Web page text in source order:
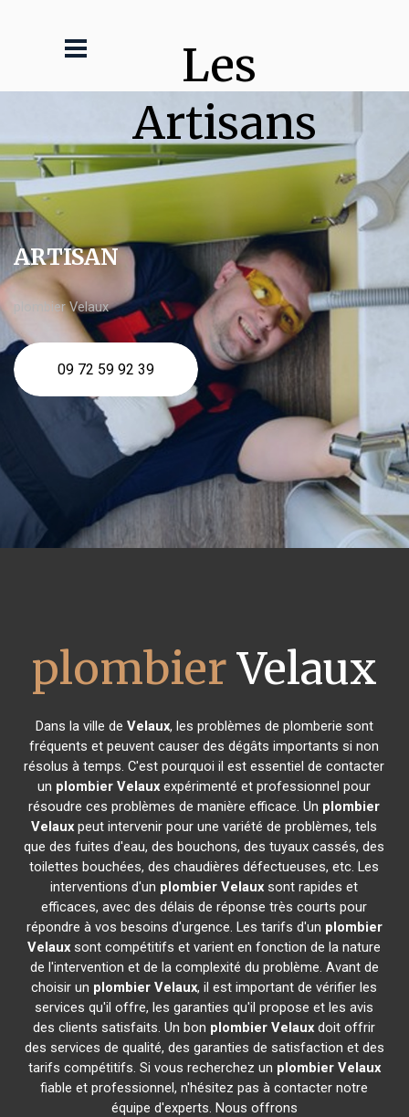
Les
Artisans
ARTISAN
plombier Velaux
09 72 59 92 39
plombierVelaux
Dans la ville de Velaux, les problèmes de plomberie sont
fréquents et peuvent causer des dégâts importants si non
résolus à temps. C'est pourquoi il est essentiel de contacter
un plombier Velaux expérimenté et professionnel pour
résoudre ces problèmes de manière efficace. Un plombier
Velaux peut intervenir pour une variété de problèmes, tels
que des fuites d'eau, des bouchons, des tuyaux cassés, des
toilettes bouchées, des chaudières défectueuses, etc. Les
interventions d'un plombier Velaux sont rapides et
efficaces, avec des délais de réponse très courts pour
répondre à vos besoins d'urgence. Les tarifs d'un plombier
Velaux sont compétitifs et varient en fonction de la nature
de l'intervention et de la complexité du problème. Avant de
choisir un plombier Velaux, il est important de vérifier les
services qu'il offre, les garanties qu'il propose et les avis
des clients satisfaits. Un bon plombier Velaux doit offrir
des services de qualité, des garanties de satisfaction et des
tarifs compétitifs. Si vous recherchez un plombier Velaux
fiable et professionnel, n'hésitez pas à contacter notre
équipe d'experts. Nous offrons